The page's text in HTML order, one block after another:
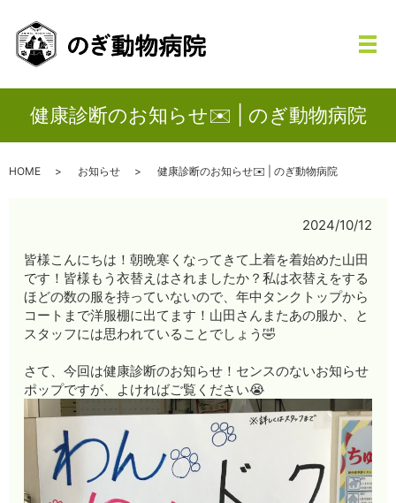
メ
健康診断のお知らせ✉️ | のぎ動物病院
HOME お知らせ 健康診断のお知らせ✉️ | のぎ動物病院
2024/10/12
皆様こんにちは！朝晩寒くなってきて上着を着始めた山田
です！皆様もう衣替えはされましたか？私は衣替えをする
ほどの数の服を持っていないので、年中タンクトップから
コートまで洋服棚に出てます！山田さんまたあの服か、と
スタッフには思われていることでしょう🤣
さて、今回は健康診断のお知らせ！センスのないお知らせ
ポップですが、よければご覧ください😭